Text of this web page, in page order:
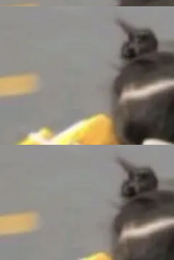
覆盖粤语、吴语
为避免音频加
被拒绝 修复了 C
题 如果表单中
则它们将不再关
AI 工具（如 Co
版的 PG 19，则
Beta1 时间点
AI 分析提炼。
。这一方法也为
本的思路。
家务、社交生活
维护者 S
话。8 月 4 日，
年 8 月 1 日起，
长 6 个月。发
、无数的基础设
去十年，维护它
体更新内容如
多项增强功能：
a>）</l
交给搜索引擎。
：容器不适合 Ag
。 Cloudflare
的——他们用 W
回应苹果